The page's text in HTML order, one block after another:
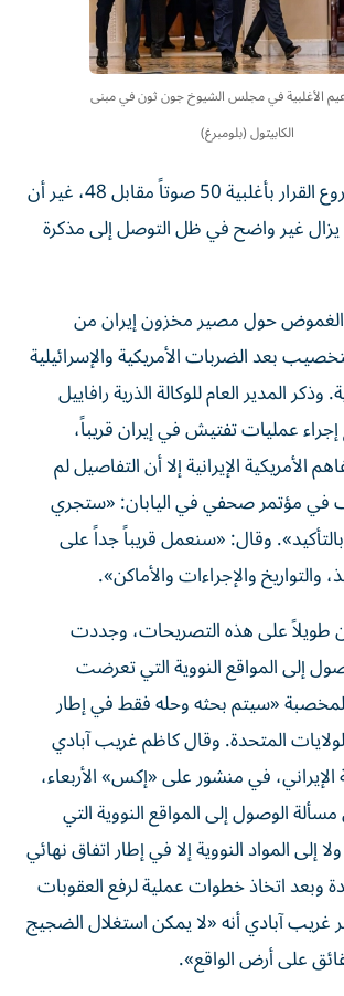
الأغلبية في مجلس الشيوخ جون ثون في مبنى
الكابيتول (بلومبرغ)
وأقر المجلس مشروع القرار بأغلبية 50 صوتاً مقابل 48، غير أن
لا يزال غير واضح في ظل التوصل إلى مذكرة
الغموض حول مصير مخزون إيران من
بعد الضربات الأمريكية والإسرائيلية
وذكر المدير العام للوكالة الذرية رافاييل
عمليات تفتيش في إيران قريباً،
الأمريكية الإيرانية إلا أن التفاصيل لم
مؤتمر صحفي في اليابان: «ستجري
وقال: «سنعمل قريباً جداً على
والتواريخ والإجراءات والأماكن».‬
طويلاً على هذه التصريحات، وجددت
إلى المواقع النووية التي تعرضت
«سيتم بحثه وحله فقط في إطار
المتحدة. وقال كاظم غريب آبادي
الإيراني، في منشور على «إكس» الأربعاء،
الوصول إلى المواقع النووية التي
المواد النووية إلا في إطار اتفاق نهائي
وبعد اتخاذ خطوات عملية لرفع العقوبات
غريب آبادي أنه «لا يمكن استغلال الضجيج
على أرض الواقع».‬